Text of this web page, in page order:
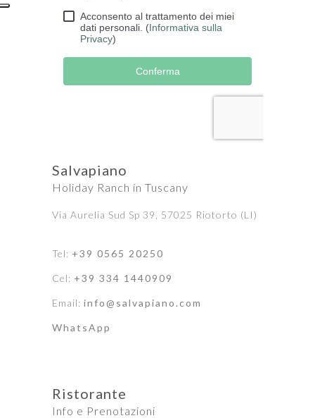
Salvapiano
Holiday Ranch in Tuscany
Via Aurelia Sud Sp 39, 57025 Riotorto (LI)
Tel: +39 0565 20250
Cel: +39 334 1440909
Email: info@salvapiano.com
WhatsApp
Ristorante
Info e Prenotazioni